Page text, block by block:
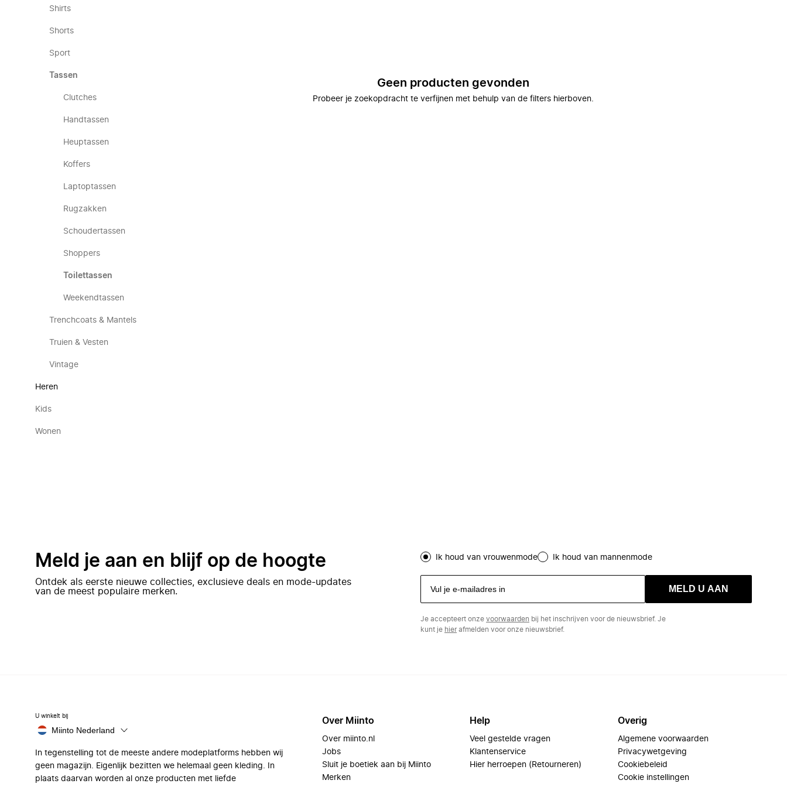
Shirts
Shorts
Sport
Tassen
Clutches
Handtassen
Heuptassen
Koffers
Laptoptassen
Rugzakken
Schoudertassen
Shoppers
Toilettassen
Weekendtassen
Trenchcoats & Mantels
Truien & Vesten
Vintage
Heren
Kids
Wonen
Geen producten gevonden
Probeer je zoekopdracht te verfijnen met behulp van de filters hierboven.
Meld je aan en blijf op de hoogte
Ontdek als eerste nieuwe collecties, exclusieve deals en mode-updates
van de meest populaire merken.
Ik houd van vrouwenmode Ik houd van mannenmode
MELD U AAN
Je accepteert onze voorwaarden bij het inschrijven voor de nieuwsbrief. Je
kunt je hierafmelden voor onze nieuwsbrief.
U winkelt bij
Miinto Nederland
In tegenstelling tot de meeste andere modeplatforms hebben wij
geen magazijn. Eigenlijk bezitten we helemaal geen kleding. In
plaats daarvan worden al onze producten met liefde
Over Miinto
Over miinto.nl
Jobs
Sluit je boetiek aan bij Miinto
Merken
Help
Veel gestelde vragen
Klantenservice
Hier herroepen (Retourneren)
Overig
Algemene voorwaarden
Privacywetgeving
Cookiebeleid
Cookie instellingen